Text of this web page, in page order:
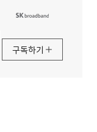
구독하기